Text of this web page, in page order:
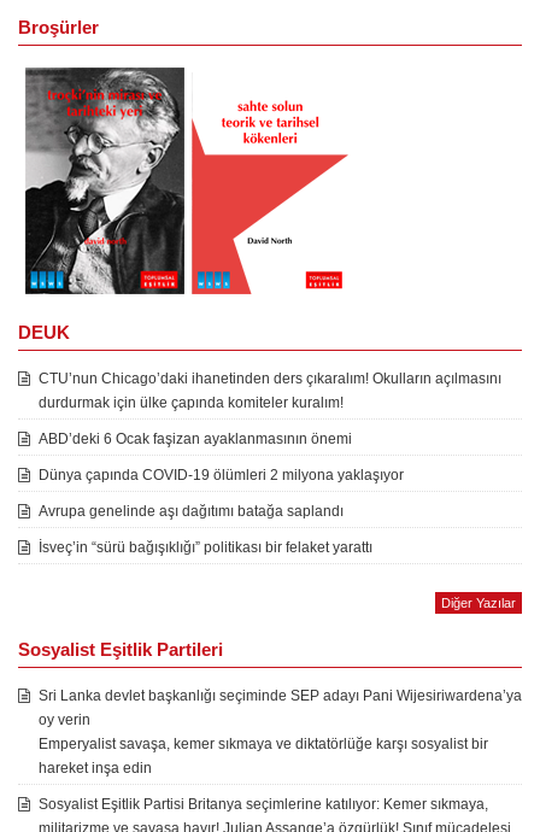
Broşürler
DEUK
CTU’nun Chicago’daki ihanetinden ders çıkaralım! Okulların açılmasını
durdurmak için ülke çapında komiteler kuralım!
ABD’deki 6 Ocak faşizan ayaklanmasının önemi
Dünya çapında COVID-19 ölümleri 2 milyona yaklaşıyor
Avrupa genelinde aşı dağıtımı batağa saplandı
İsveç’in “sürü bağışıklığı” politikası bir felaket yarattı
Diğer Yazılar
Sosyalist Eşitlik Partileri
Sri Lanka devlet başkanlığı seçiminde SEP adayı Pani Wijesiriwardena’ya
oy verin
Emperyalist savaşa, kemer sıkmaya ve diktatörlüğe karşı sosyalist bir
hareket inşa edin
Sosyalist Eşitlik Partisi Britanya seçimlerine katılıyor: Kemer sıkmaya,
militarizme ve savaşa hayır! Julian Assange’a özgürlük! Sınıf mücadelesi